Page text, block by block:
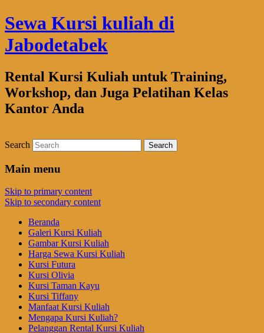
Sewa Kursi kuliah di
Jabodetabek
Rental Kursi Kuliah untuk Training,
Workshop, dan Juga Pelatihan Kelas
Kantor Anda
Search
Main menu
Skip to primary content
Skip to secondary content
Beranda
Galeri Kursi Kuliah
Gambar Kursi Kuliah
Harga Sewa Kursi Kuliah
Kursi Futura
Kursi Olivia
Kursi Taman Kayu
Kursi Tiffany
Manfaat Kursi Kuliah
Mengapa Kursi Kuliah?
Pelanggan Rental Kursi Kuliah